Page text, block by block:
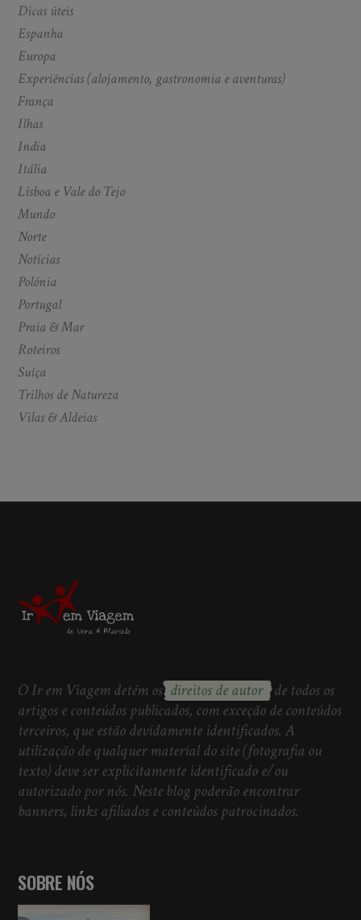
Dicas úteis
Espanha
Europa
Experiências (alojamento, gastronomia e aventuras)
França
Ilhas
India
Itália
Lisboa e Vale do Tejo
Mundo
Norte
Notícias
Polónia
Portugal
Praia & Mar
Roteiros
Suíça
Trilhos de Natureza
Vilas & Aldeias
O Ir em Viagem detém os direitos de autor de todos os
artigos e conteúdos publicados, com exceção de conteúdos
terceiros, que estão devidamente identificados. A
utilização de qualquer material do site (fotografia ou
texto) deve ser explicitamente identificado e/ou
autorizado por nós. Neste blog poderão encontrar
banners, links afiliados e conteúdos patrocinados.
SOBRE NÓS